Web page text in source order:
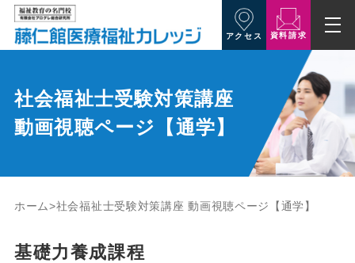
アクセス 資料請求
社会福祉士受験対策講座
動画視聴ページ【通学】
ホーム 社会福祉士受験対策講座 動画視聴ページ【通学】
基礎力養成課程